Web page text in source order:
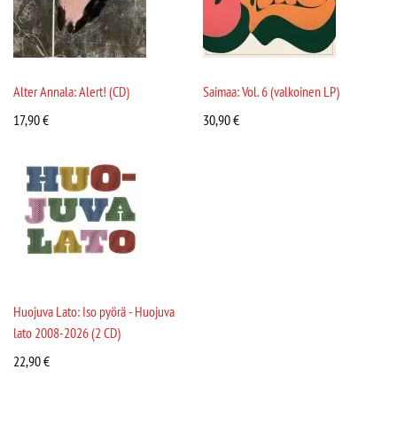
Alter Annala: Alert! (CD)
17,90€
Saimaa: Vol. 6 (valkoinen LP)
30,90€
Huojuva Lato: Iso pyörä - Huojuva
lato 2008-2026 (2 CD)
22,90€